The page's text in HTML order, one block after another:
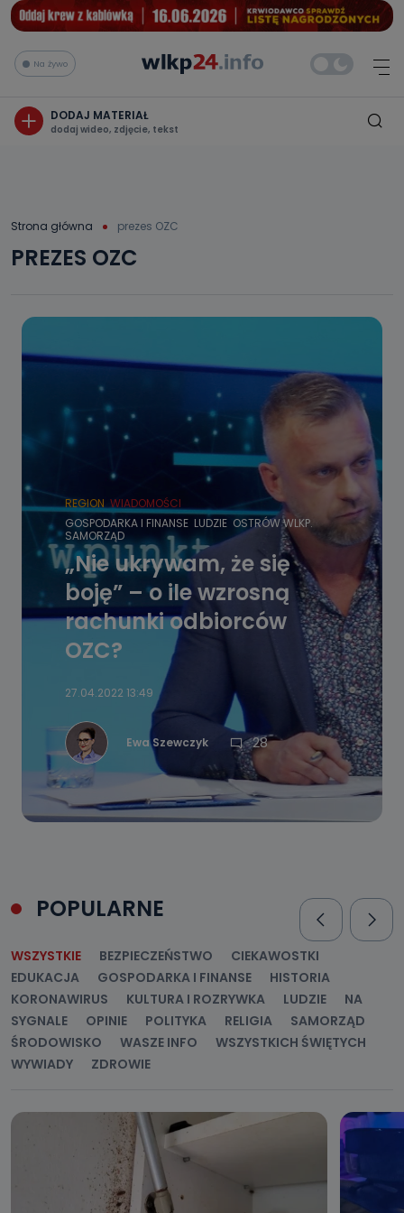
Na żywo
DODAJ MATERIAŁ
dodaj wideo, zdjęcie, tekst
Strona główna prezes OZC
PREZES OZC
REGION WIADOMOŚCI
GOSPODARKA I FINANSE LUDZIE OSTRÓW WLKP.
SAMORZĄD
„Nie ukrywam, że się
boję” – o ile wzrosną
rachunki odbiorców
OZC?
27.04.2022 13:49
Ewa Szewczyk 28
POPULARNE
WSZYSTKIE BEZPIECZEŃSTWO
CIEKAWOSTKI
EDUKACJA
GOSPODARKA I FINANSE
HISTORIA
KORONAWIRUS
KULTURA I ROZRYWKA LUDZIE
NA
SYGNALE
OPINIE POLITYKA RELIGIA
SAMORZĄD
ŚRODOWISKO
WASZE INFO
WSZYSTKICH ŚWIĘTYCH
WYWIADY
ZDROWIE